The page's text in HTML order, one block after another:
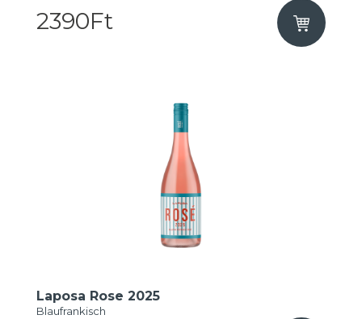
2390Ft
Laposa Rose 2025
Blaufrankisch